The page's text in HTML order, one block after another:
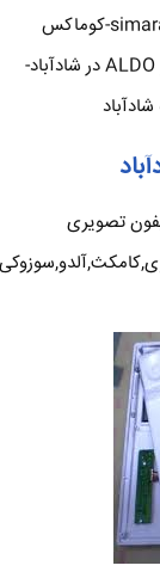
آیفون تصویری تابا-tabaالکتروپیک,سیماران-simaran-کوماکس
commax-کامکس camax-سوزوکی suzuki-آلدو ALDO در شادآباد-
تصویری